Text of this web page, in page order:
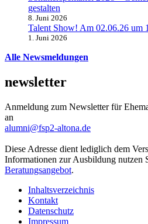
gestalten
8. Juni 2026
Talent Show! Am 02.06.26 um
1. Juni 2026
Alle Newsmeldungen
newsletter
Anmeldung zum Newsletter für
an
alumni@fsp2-altona.de
Diese Adresse dient lediglich dem
Informationen zur Ausbildung nutzen
Beratungsangebot.
Inhaltsverzeichnis
Kontakt
Datenschutz
Impressum